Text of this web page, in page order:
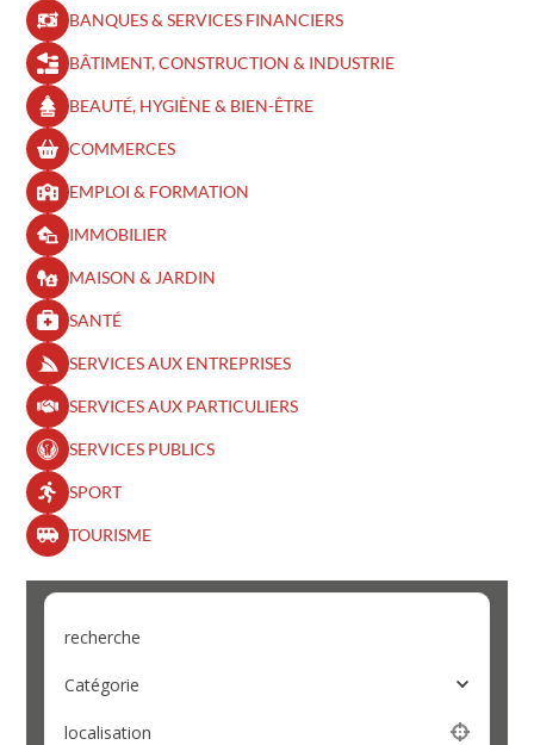
BANQUES & SERVICES FINANCIERS
BÂTIMENT, CONSTRUCTION & INDUSTRIE
BEAUTÉ, HYGIÈNE & BIEN-ÊTRE​
COMMERCES
EMPLOI & FORMATION
IMMOBILIER
MAISON & JARDIN
SANTÉ
SERVICES AUX ENTREPRISES
SERVICES AUX PARTICULIERS
SERVICES PUBLICS
SPORT
TOURISME
recherche
Catégorie
localisation